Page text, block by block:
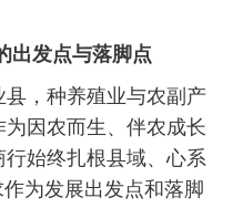
出发点与落脚点
，种养殖业与农副产
因农而生、伴农成长
始终扎根县域、心系
为发展出发点和落脚